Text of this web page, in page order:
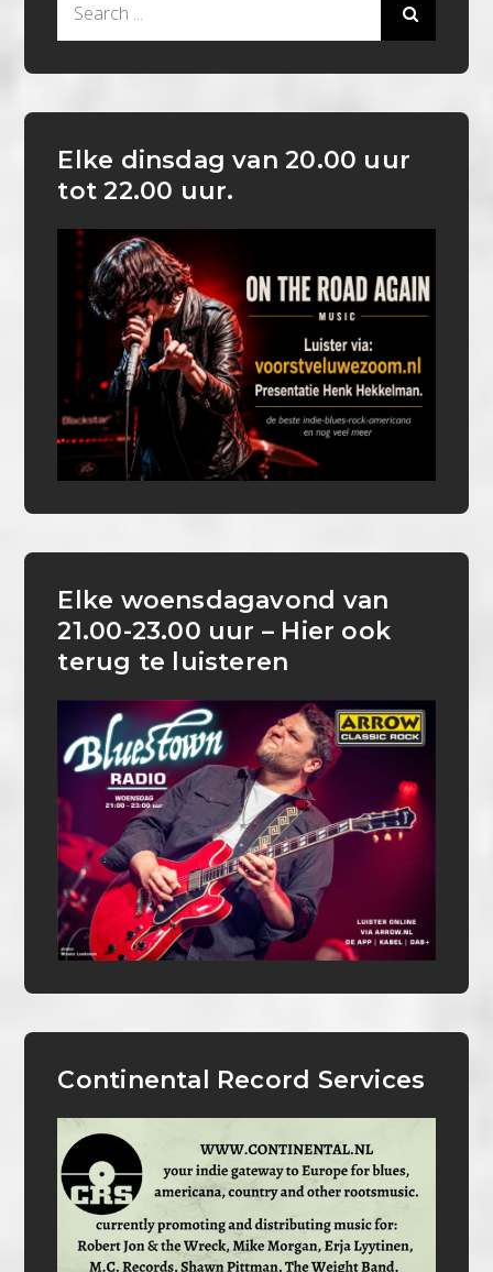
Elke dinsdag van 20.00 uur
tot 22.00 uur.
Elke woensdagavond van
21.00-23.00 uur – Hier ook
terug te luisteren
Continental Record Services